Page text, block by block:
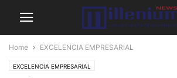
Home EXCELENCIA EMPRESARIAL
EXCELENCIA EMPRESARIAL